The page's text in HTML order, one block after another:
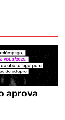
aprova